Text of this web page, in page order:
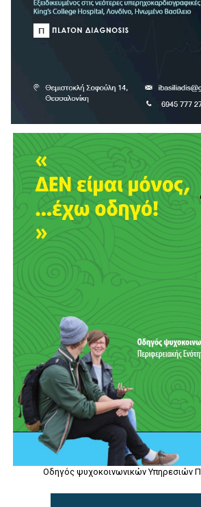
Οδηγός ψυχοκοινωνικών Υπηρεσιών